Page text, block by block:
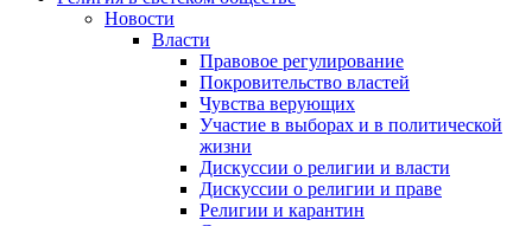
Новости
Власти
Правовое регулирование
Покровительство властей
Чувства верующих
Участие в выборах и в политической
жизни
Дискуссии о религии и власти
Дискуссии о религии и праве
Религии и карантин